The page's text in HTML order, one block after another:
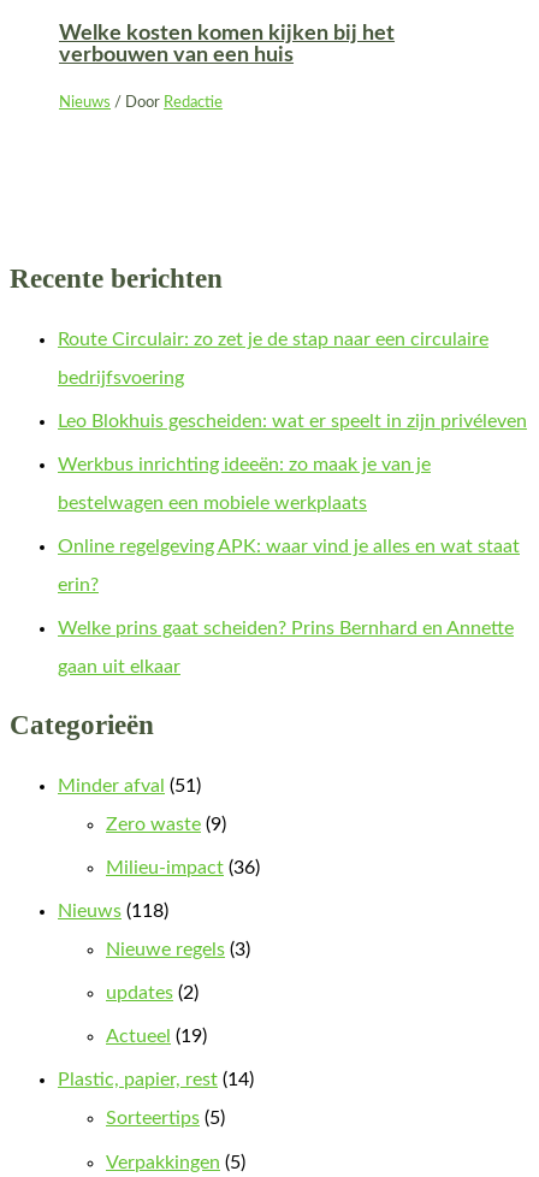
Welke kosten komen kijken bij het
verbouwen van een huis
Nieuws / Door Redactie
Recente berichten
Route Circulair: zo zet je de stap naar een circulaire
bedrijfsvoering
Leo Blokhuis gescheiden: wat er speelt in zijn privéleven
Werkbus inrichting ideeën: zo maak je van je
bestelwagen een mobiele werkplaats
Online regelgeving APK: waar vind je alles en wat staat
erin?
Welke prins gaat scheiden? Prins Bernhard en Annette
gaan uit elkaar
Categorieën
Minder afval (51)
Zero waste (9)
Milieu-impact (36)
Nieuws (118)
Nieuwe regels (3)
updates (2)
Actueel (19)
Plastic, papier, rest (14)
Sorteertips (5)
Verpakkingen (5)